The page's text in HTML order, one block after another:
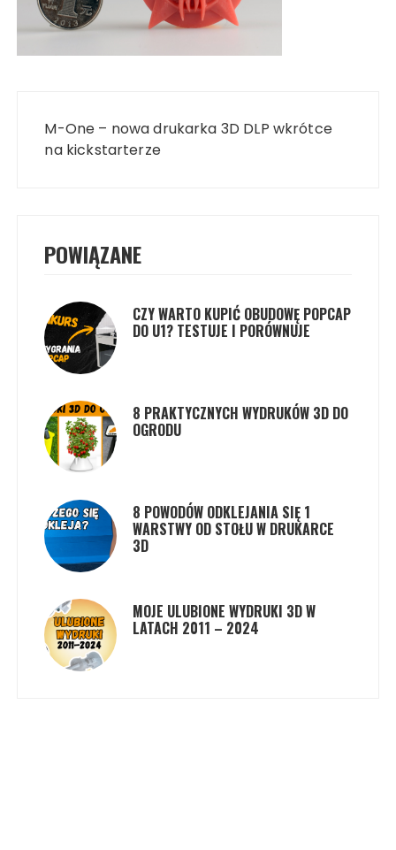
wpisu
M-One – nowa drukarka 3D DLP wkrótce
na kickstarterze
POWIĄZANE
CZY WARTO KUPIĆ OBUDOWĘ POPCAP
DO U1? TESTUJE I PORÓWNUJE
8 PRAKTYCZNYCH WYDRUKÓW 3D DO
OGRODU
8 POWODÓW ODKLEJANIA SIĘ 1
WARSTWY OD STOŁU W DRUKARCE
3D
MOJE ULUBIONE WYDRUKI 3D W
LATACH 2011 – 2024